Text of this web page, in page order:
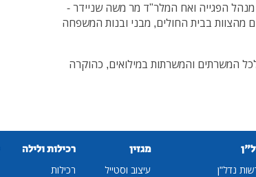
הפגייה ואח המלר"ד מר משה שניידר -
בבית החולים, מבני ובנות המשפחה
המשרתים והמשרתות במילואים, כהוקרה
נדל"ן
מגזין
עיצוב וסטייל
רכילות ולילה
רכילות